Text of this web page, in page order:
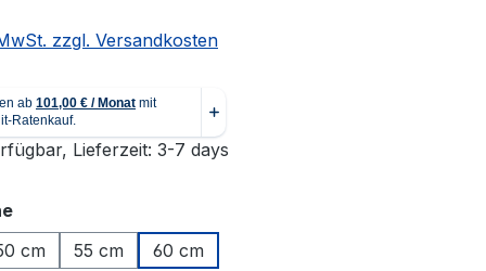
zzgl. Versandkosten
Lieferzeit: 3-7 days
auswählen
cm
55 cm 60 cm